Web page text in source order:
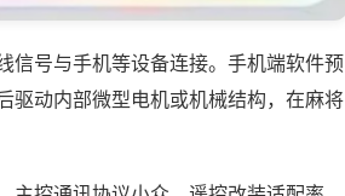
信号与手机等设备连接。手机端软件预
驱动内部微型电机或机械结构，在麻将